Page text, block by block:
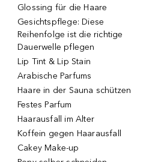
Glossing für die Haare
Gesichtspflege: Diese
Reihenfolge ist die richtige
Dauerwelle pflegen
Lip Tint & Lip Stain
Arabische Parfums
Haare in der Sauna schützen
Festes Parfum
Haarausfall im Alter
Koffein gegen Haarausfall
Cakey Make-up